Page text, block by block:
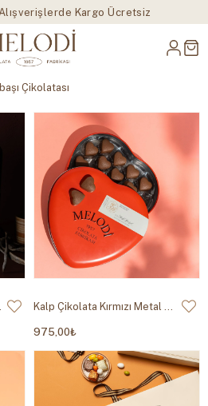
Kargo Ücretsiz
Çikolatası
Kalp Çikolata Kırmızı Metal Kutu 400g
975,00₺